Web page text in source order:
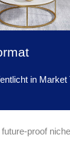
in Market
proof